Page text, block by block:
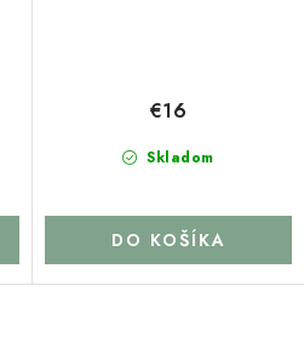
Skladom
€16
DO KOŠÍKA